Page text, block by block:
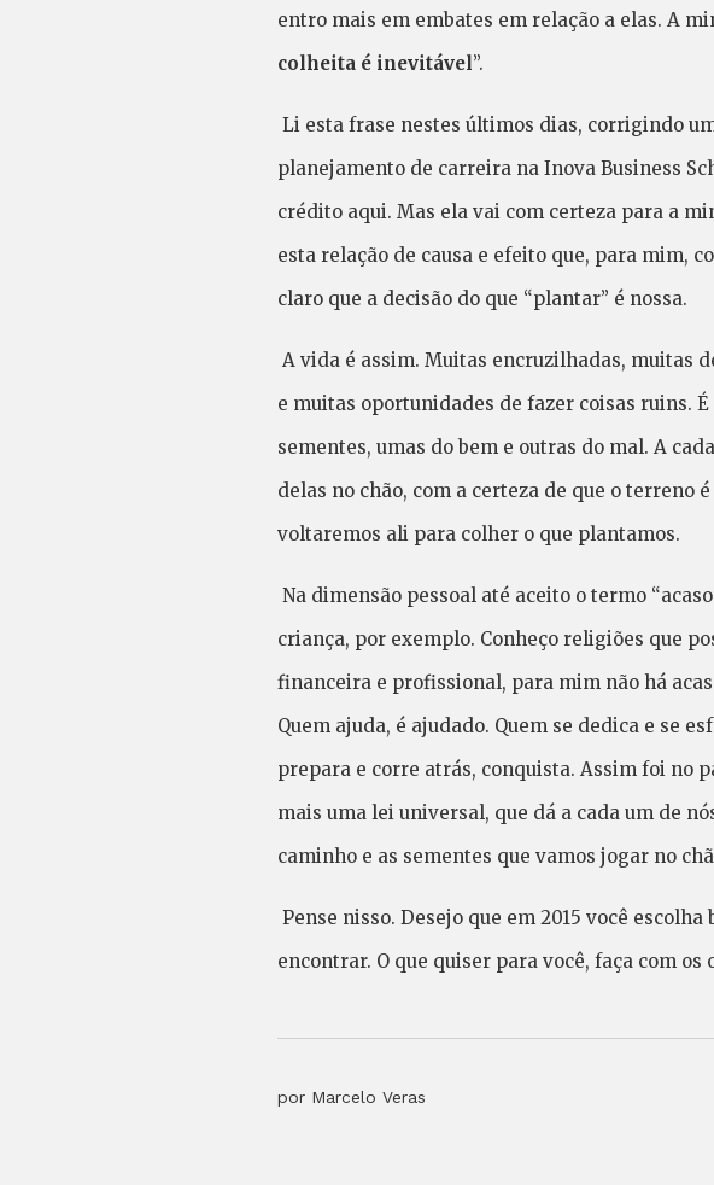
entro mais em embates em relação a elas. A
colheita é inevitável”.
Li esta frase nestes últimos dias, corrigindo
planejamento de carreira na Inova Business
crédito aqui. Mas ela vai com certeza para a
esta relação de causa e efeito que, para mim,
claro que a decisão do que “plantar” é nossa.
A vida é assim. Muitas encruzilhadas, muitas
e muitas oportunidades de fazer coisas ruins.
sementes, umas do bem e outras do mal. A
delas no chão, com a certeza de que o terreno
voltaremos ali para colher o que plantamos.
Na dimensão pessoal até aceito o termo
criança, por exemplo. Conheço religiões que
financeira e profissional, para mim não há
Quem ajuda, é ajudado. Quem se dedica e se
prepara e corre atrás, conquista. Assim foi no
mais uma lei universal, que dá a cada um de
caminho e as sementes que vamos jogar no
Pense nisso. Desejo que em 2015 você
encontrar. O que quiser para você, faça com
por Marcelo Veras